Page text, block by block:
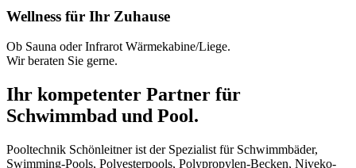
Wellness für Ihr Zuhause
Ob Sauna oder Infrarot Wärmekabine/Liege.
Wir beraten Sie gerne.
Ihr kompetenter Partner für
Schwimmbad und Pool.
Pooltechnik Schönleitner ist der Spezialist für Schwimmbäder,
Swimming-Pools, Polyesterpools, Polypropylen-Becken, Niveko-